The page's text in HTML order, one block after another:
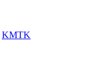
KMTK